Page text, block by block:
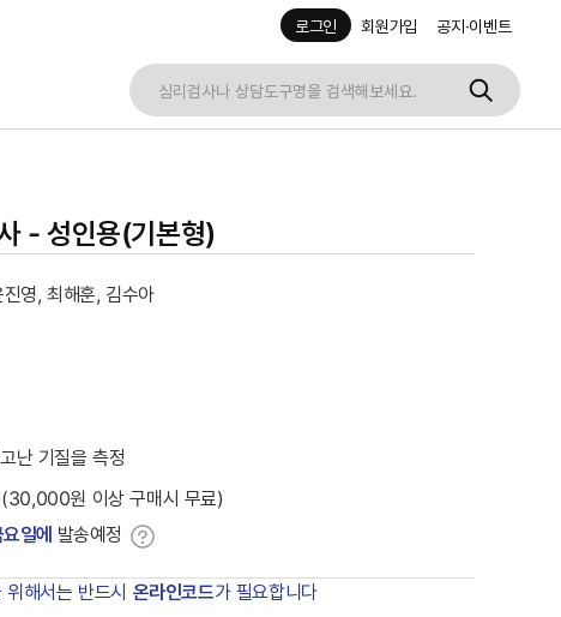
로그인 회원가입 공지·이벤트
- 성인용(기본형)
영, 최해훈, 김수아
난 기질을 측정
원 이상 구매시 무료)
일에 발송예정
해서는 반드시 온라인코드가 필요합니다